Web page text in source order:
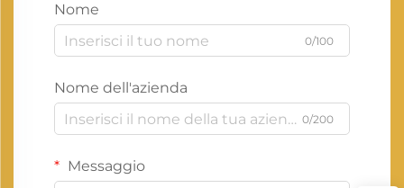
Nome
0/100
Nome dell'azienda
0/200
Messaggio